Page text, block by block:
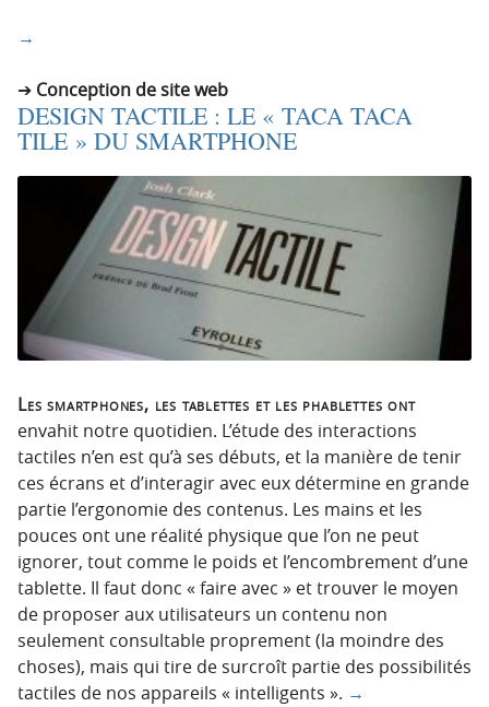
→
Conception de site web
DESIGN TACTILE : LE « TACA TACA
TILE » DU SMARTPHONE
Les smartphones, les tablettes et les phablettes ont
envahit notre quotidien. L’étude des interactions
tactiles n’en est qu’à ses débuts, et la manière de tenir
ces écrans et d’interagir avec eux détermine en grande
partie l’ergonomie des contenus. Les mains et les
pouces ont une réalité physique que l’on ne peut
ignorer, tout comme le poids et l’encombrement d’une
tablette. Il faut donc « faire avec » et trouver le moyen
de proposer aux utilisateurs un contenu non
seulement consultable proprement (la moindre des
choses), mais qui tire de surcroît partie des possibilités
tactiles de nos appareils « intelligents ». →